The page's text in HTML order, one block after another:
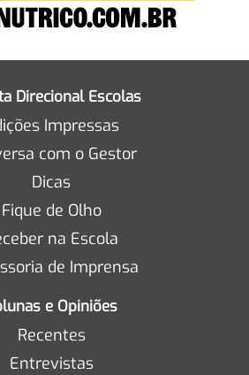
Direcional Escolas
Impressas
com o Gestor
Dicas
Fique de Olho
na Escola
de Imprensa
e Opiniões
Recentes
Entrevistas